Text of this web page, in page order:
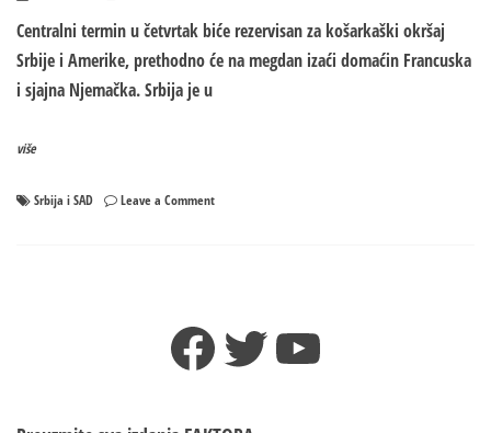
Centralni termin u četvrtak biće rezervisan za košarkaški okršaj
Srbije i Amerike, prethodno će na megdan izaći domaćin Francuska
i sjajna Njemačka. Srbija je u
više
Srbija i SAD Leave a Commenton
SAD
–
Facebook
TwitterYouTube